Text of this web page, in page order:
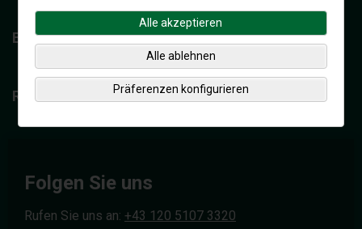
Einblicke
Ressourcenbibliothek
Folgen Sie uns
Rufen Sie uns an: +43 120 5107 3320
Alle akzeptieren
Alle ablehnen
Präferenzen konfigurieren